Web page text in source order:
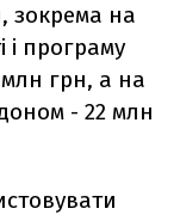
зокрема на
і програму
грн, а на
- 22 млн